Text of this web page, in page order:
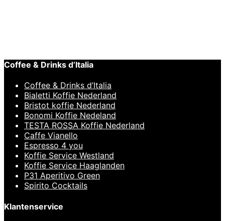
Coffee & Drinks d’Italia
Coffee & Drinks d’Italia
Bialetti Koffie Nederland
Bristot koffie Nederland
Bonomi Koffie Nedeland
TESTA ROSSA Koffie Nederland
Caffe Vianello
Espresso 4 you
Koffie Service Westland
Koffie Service Haaglanden
P31 Aperitivo Green
Spirito Cocktails
Klantenservice